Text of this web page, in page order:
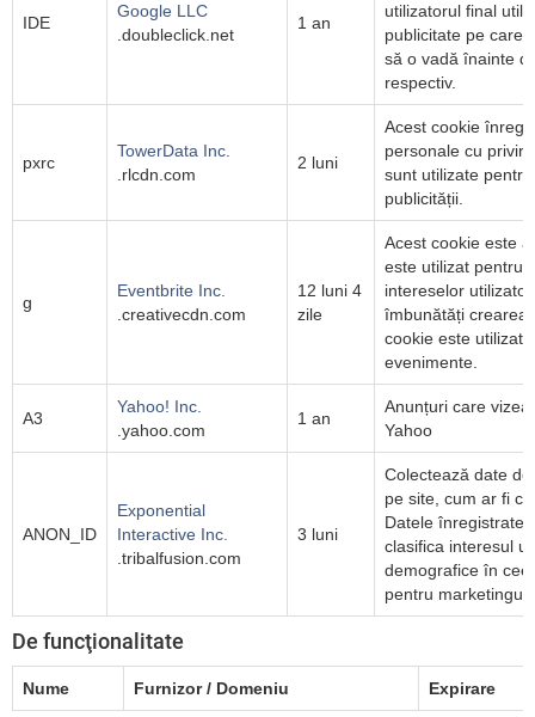
IDE
Google LLC
.doubleclick.net
1 an
utilizatorul final
publicitate pe care
să o vadă înainte
respectiv.
pxrc
TowerData Inc.
.rlcdn.com
2 luni
Acest cookie
personale cu
sunt utilizate
publicității.
g
Eventbrite Inc.
.creativecdn.com
12 luni 4
zile
Acest cookie este
este utilizat pentru
intereselor
îmbunătăți crearea
cookie este utilizat
evenimente.
A3
Yahoo! Inc.
.yahoo.com
1 an
Anunțuri care
Yahoo
ANON_ID
Exponential
Interactive Inc.
.tribalfusion.com
3 luni
Colectează date
pe site, cum ar fi
Datele înregistrate
clasifica interesul
demografice în
pentru marketingul
De funcţionalitate
Nume Furnizor / Domeniu Expirare